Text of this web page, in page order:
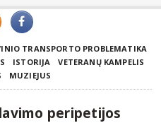
TRANSPORTO PROBLEMATIKA
ISTORIJA
VETERANŲ KAMPELIS
MUZIEJUS
peripetijos